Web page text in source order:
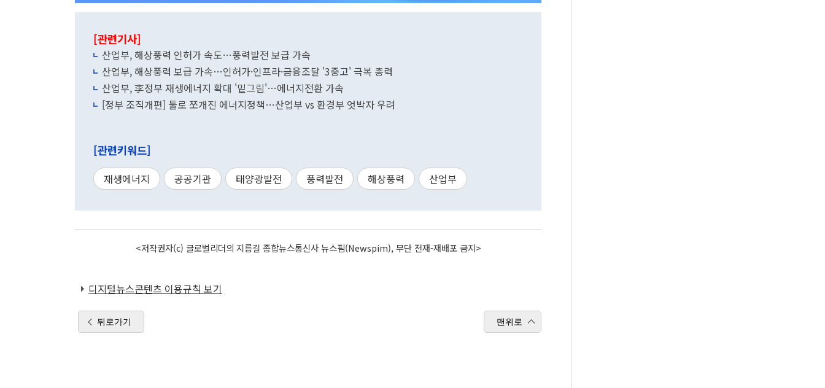
[관련기사]
산업부, 해상풍력 인허가 속도…풍력발전 보급 가속
산업부, 해상풍력 보급 가속…인허가·인프라·금융조달 '3중고' 극복 총력
산업부, 李정부 재생에너지 확대 '밑그림'…에너지전환 가속
[정부 조직개편] 둘로 쪼개진 에너지정책…산업부 vs 환경부 엇박자 우려
[관련키워드]
재생에너지 공공기관 태양광발전 풍력발전 해상풍력 산업부
<저작권자(c) 글로벌리더의 지름길 종합뉴스통신사 뉴스핌(Newspim), 무단 전재-재배포 금지>
디지털뉴스콘텐츠 이용규칙 보기
뒤로가기 맨위로